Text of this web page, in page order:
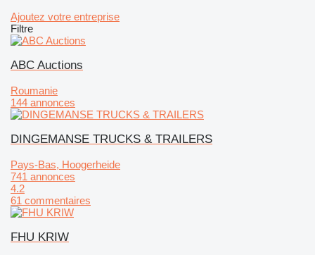
Ajoutez votre entreprise
Filtre
ABC Auctions
Roumanie
144 annonces
DINGEMANSE TRUCKS & TRAILERS
Pays-Bas, Hoogerheide
741 annonces
4.2
61 commentaires
FHU KRIW